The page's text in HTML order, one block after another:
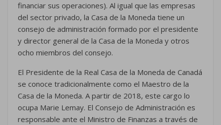
financiar sus operaciones). Al igual que las empresas
del sector privado, la Casa de la Moneda tiene un
consejo de administración formado por el presidente
y director general de la Casa de la Moneda y otros
ocho miembros del consejo.
El Presidente de la Real Casa de la Moneda de Canadá
se conoce tradicionalmente como el Maestro de la
Casa de la Moneda. A partir de 2018, este cargo lo
ocupa Marie Lemay. El Consejo de Administración es
responsable ante el Ministro de Finanzas a través de